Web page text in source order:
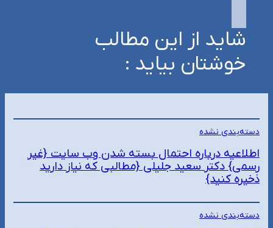
شاید از این مطالب
خوشتان بیاید :
دسته‌بندی نشده
اطلاعیه درباره احتمال بسته شدن وب سایت {غیر
رسمی} دکتر سعید جلیلی {مطالبی که نیاز دارید
ذخیره کنید}
دسته‌بندی نشده